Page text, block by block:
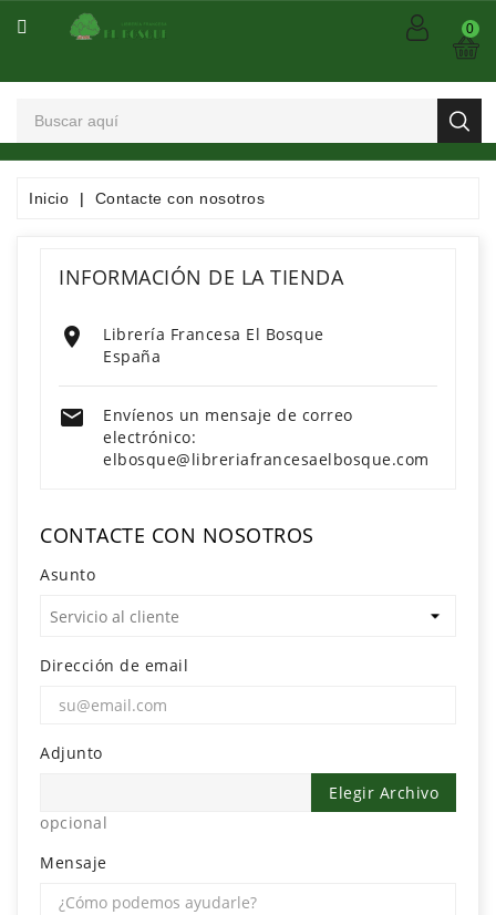
CATEGORÍA
Spectacles
Bandes
Dessinées
Consommables
Dictionnaires
Encyclopédies
Économie
Droit
Fantasy
Fiction
Littérature
0
Inicio Contacte con nosotros
INFORMACIÓN DE LA TIENDA

Librería Francesa El Bosque
España

Envíenos un mensaje de correo
electrónico:
elbosque@libreriafrancesaelbosque.com
CONTACTE CON NOSOTROS
Asunto
Dirección de email
Adjunto
Elegir Archivo
opcional
Mensaje